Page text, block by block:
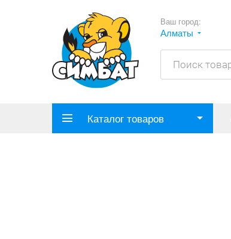
Ваш город:
Алматы
Каталог товаров